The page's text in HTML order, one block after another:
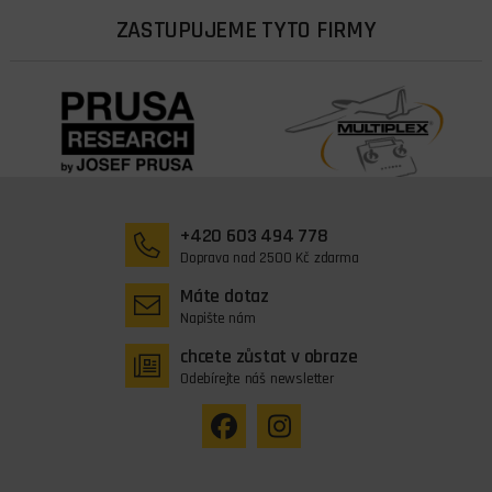
ZASTUPUJEME TYTO FIRMY
+420 603 494 778
Doprava nad 2500 Kč zdarma
Máte dotaz
Napište nám
chcete zůstat v obraze
Odebírejte náš newsletter